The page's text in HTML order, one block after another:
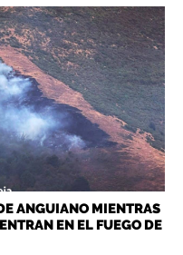
ANGUIANO MIENTRAS
EN EL FUEGO DE